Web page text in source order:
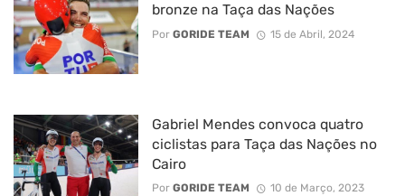
bronze na Taça das Nações
Por GORIDE TEAM 15 de Abril, 2024
Gabriel Mendes convoca quatro
ciclistas para Taça das Nações no
Cairo
Por GORIDE TEAM 10 de Março, 2023